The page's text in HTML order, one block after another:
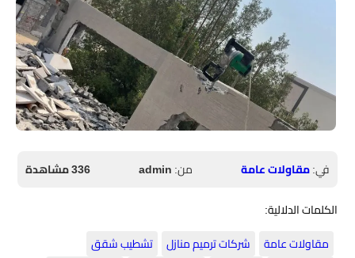
في:مقاولات عامة من:admin
336 مشاهدة
الكلمات الدلالية:
مقاولات عامة
شركات ترميم منازل
تشطيب شقق